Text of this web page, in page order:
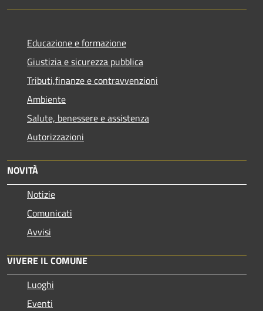
Educazione e formazione
Giustizia e sicurezza pubblica
Tributi,finanze e contravvenzioni
Ambiente
Salute, benessere e assistenza
Autorizzazioni
NOVITÀ
Notizie
Comunicati
Avvisi
VIVERE IL COMUNE
Luoghi
Eventi